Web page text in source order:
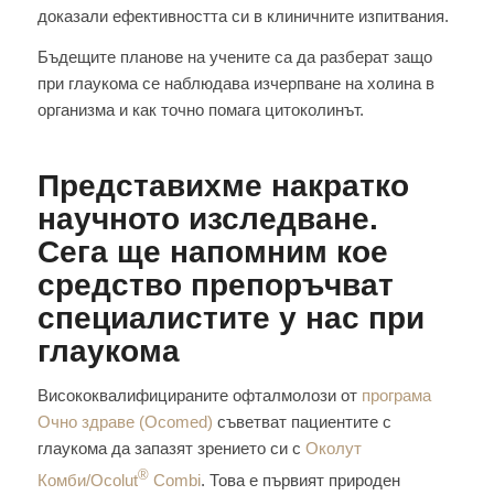
доказали ефективността си в клиничните изпитвания.
Бъдещите планове на учените са да разберат защо
при глаукома се наблюдава изчерпване на холина в
организма и как точно помага цитоколинът.
Представихме накратко
научното изследване.
Сега ще напомним кое
средство препоръчват
специалистите у нас при
глаукома
Висококвалифицираните офталмолози от програма
Очно здраве (Ocomed) съветват пациентите с
глаукома да запазят зрението си с Околут
Комби/Ocolut®Combi. Това е първият природен